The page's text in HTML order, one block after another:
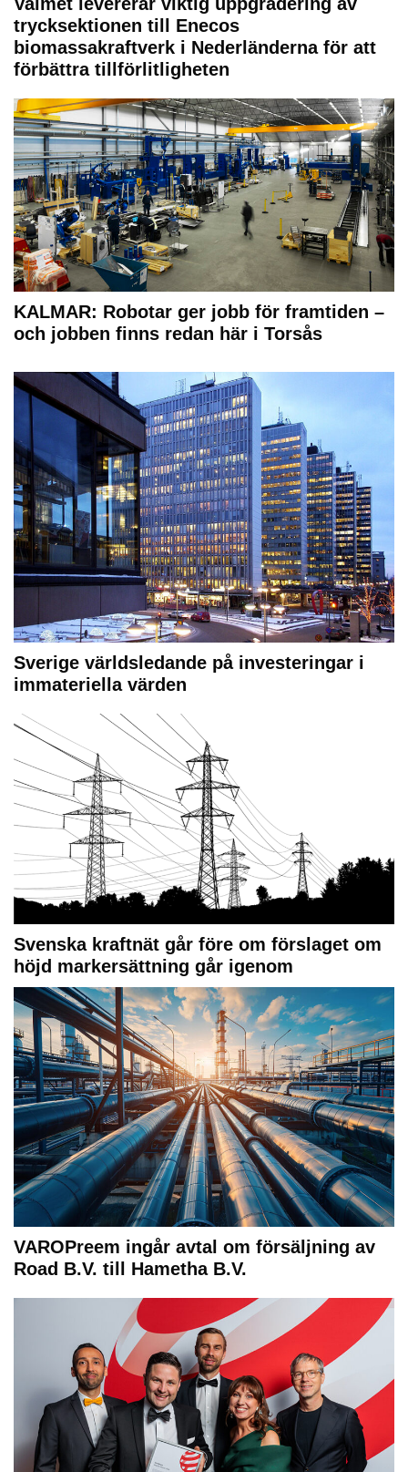
trycksektionen till Enecos
biomassakraftverk i Nederländerna för att
förbättra tillförlitligheten
KALMAR: Robotar ger jobb för framtiden –
och jobben finns redan här i Torsås
Sverige världsledande på investeringar i
immateriella värden
Svenska kraftnät går före om förslaget om
höjd markersättning går igenom
VAROPreem ingår avtal om försäljning av
Road B.V. till Hametha B.V.